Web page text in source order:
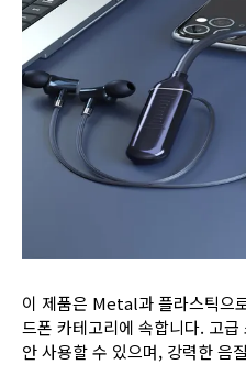
이 제품은 Metal과 플라스틱으
드폰 카테고리에 속합니다. 고
안 사용할 수 있으며, 강력한 음